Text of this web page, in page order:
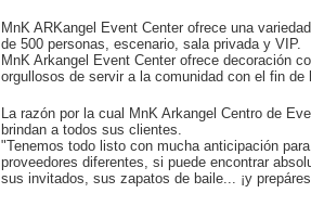
MnK ARKangel Event Center ofrece una
de 500 personas, escenario, sala privada y VIP.
MnK Arkangel Event Center ofrece decoración
orgullosos de servir a la comunidad con el fin
La razón por la cual MnK Arkangel Centro de
brindan a todos sus clientes.
"Tenemos todo listo con mucha anticipación
proveedores diferentes, si puede encontrar
sus invitados, sus zapatos de baile... ¡y